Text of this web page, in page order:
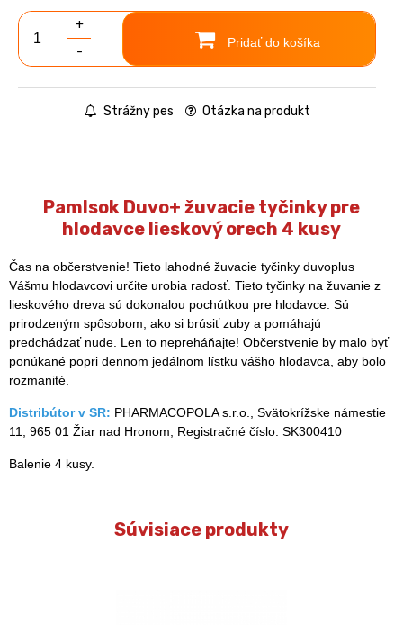
+
-
Pridať do košíka
Strážny pes Otázka na produkt
Pamlsok Duvo+ žuvacie tyčinky pre
hlodavce lieskový orech 4 kusy
Čas na občerstvenie! Tieto lahodné žuvacie tyčinky duvoplus
Vášmu hlodavcovi určite urobia radosť. Tieto tyčinky na žuvanie z
lieskového dreva sú dokonalou pochúťkou pre hlodavce. Sú
prirodzeným spôsobom, ako si brúsiť zuby a pomáhajú
predchádzať nude. Len to nepreháňajte! Občerstvenie by malo byť
ponúkané popri dennom jedálnom lístku vášho hlodavca, aby bolo
rozmanité.
Distribútor v SR: PHARMACOPOLA s.r.o., Svätokrížske námestie
11, 965 01 Žiar nad Hronom, Registračné číslo: SK300410
Balenie 4 kusy.
Súvisiace produkty